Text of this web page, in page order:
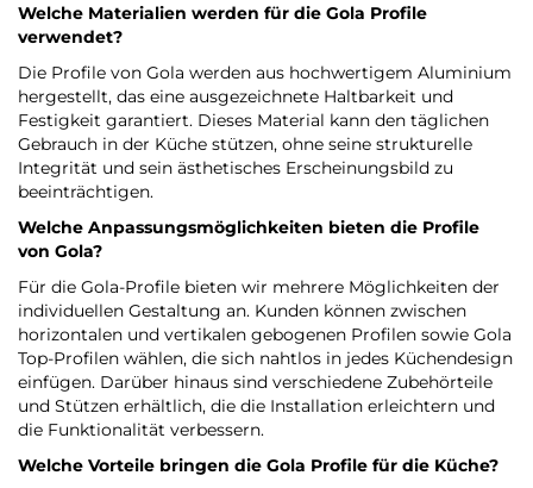
Welche Materialien werden für die Gola Profile
verwendet?
Die Profile von Gola werden aus hochwertigem Aluminium
hergestellt, das eine ausgezeichnete Haltbarkeit und
Festigkeit garantiert. Dieses Material kann den täglichen
Gebrauch in der Küche stützen, ohne seine strukturelle
Integrität und sein ästhetisches Erscheinungsbild zu
beeinträchtigen.
Welche Anpassungsmöglichkeiten bieten die Profile
von Gola?
Für die Gola-Profile bieten wir mehrere Möglichkeiten der
individuellen Gestaltung an. Kunden können zwischen
horizontalen und vertikalen gebogenen Profilen sowie Gola
Top-Profilen wählen, die sich nahtlos in jedes Küchendesign
einfügen. Darüber hinaus sind verschiedene Zubehörteile
und Stützen erhältlich, die die Installation erleichtern und
die Funktionalität verbessern.
Welche Vorteile bringen die Gola Profile für die Küche?